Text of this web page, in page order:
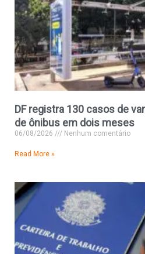
DF registra 130 casos de
de ônibus em dois meses
06/08/2026 Nenhum comentário
Read More »